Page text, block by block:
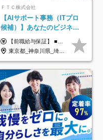
ＦＴＣ株式会社
【AIサポート事務（ITプロ
候補）】あなたのビジネス
経験をAI業界で活かす◆IT
未経験OK◆目指せるコンサ
ル
【前職給与保証】 ■未経験者： 月給30万円～35万円 ■ローキャリア（経験目安1年程度）： 月給35万円～40万円 ■経験者（経験目安3年以上）： 月給40万円～60万円 ■即戦力（経験目安5年以上）： 月給45万円～80万円 ※上記金額には固定残業代30時間分 【未経験者5万5000円～7万3000円、 ローキャリア6万4000円～7万3000円、 経験者5万8000円～10万9000円、 即戦力8万2000円～14万5000円】を含みます。 ※30時間を超える場合は追加で全額支給します。 ※経験・能力・前職給与などを総合的に評価したうえでご納得いただけるよう個別決定。 未経験者の場合、前職給与とポテンシャルを査定のうえ決定いたします。 ※日本国内でのIT業界経験、または同等の実務経験と能力に応じて決定します。 ※前職給与は日本円かつ、日本国内での実績に基づき評価します。 【納得の評価システム】 ★クォーター毎に査定する評価制度導入！ 明確な評価基準で翌年度年収を上げましょう！ ★評価対象期間に在籍中のほとんどの社員が昇給し 年収アップを実現しています！ ★様々なインセンティブ制度を用意し多角的に正当評価しています！ ※試用期間6カ月（期間中の待遇等に差異なし）
東京都_神奈川県_埼玉県_千葉県